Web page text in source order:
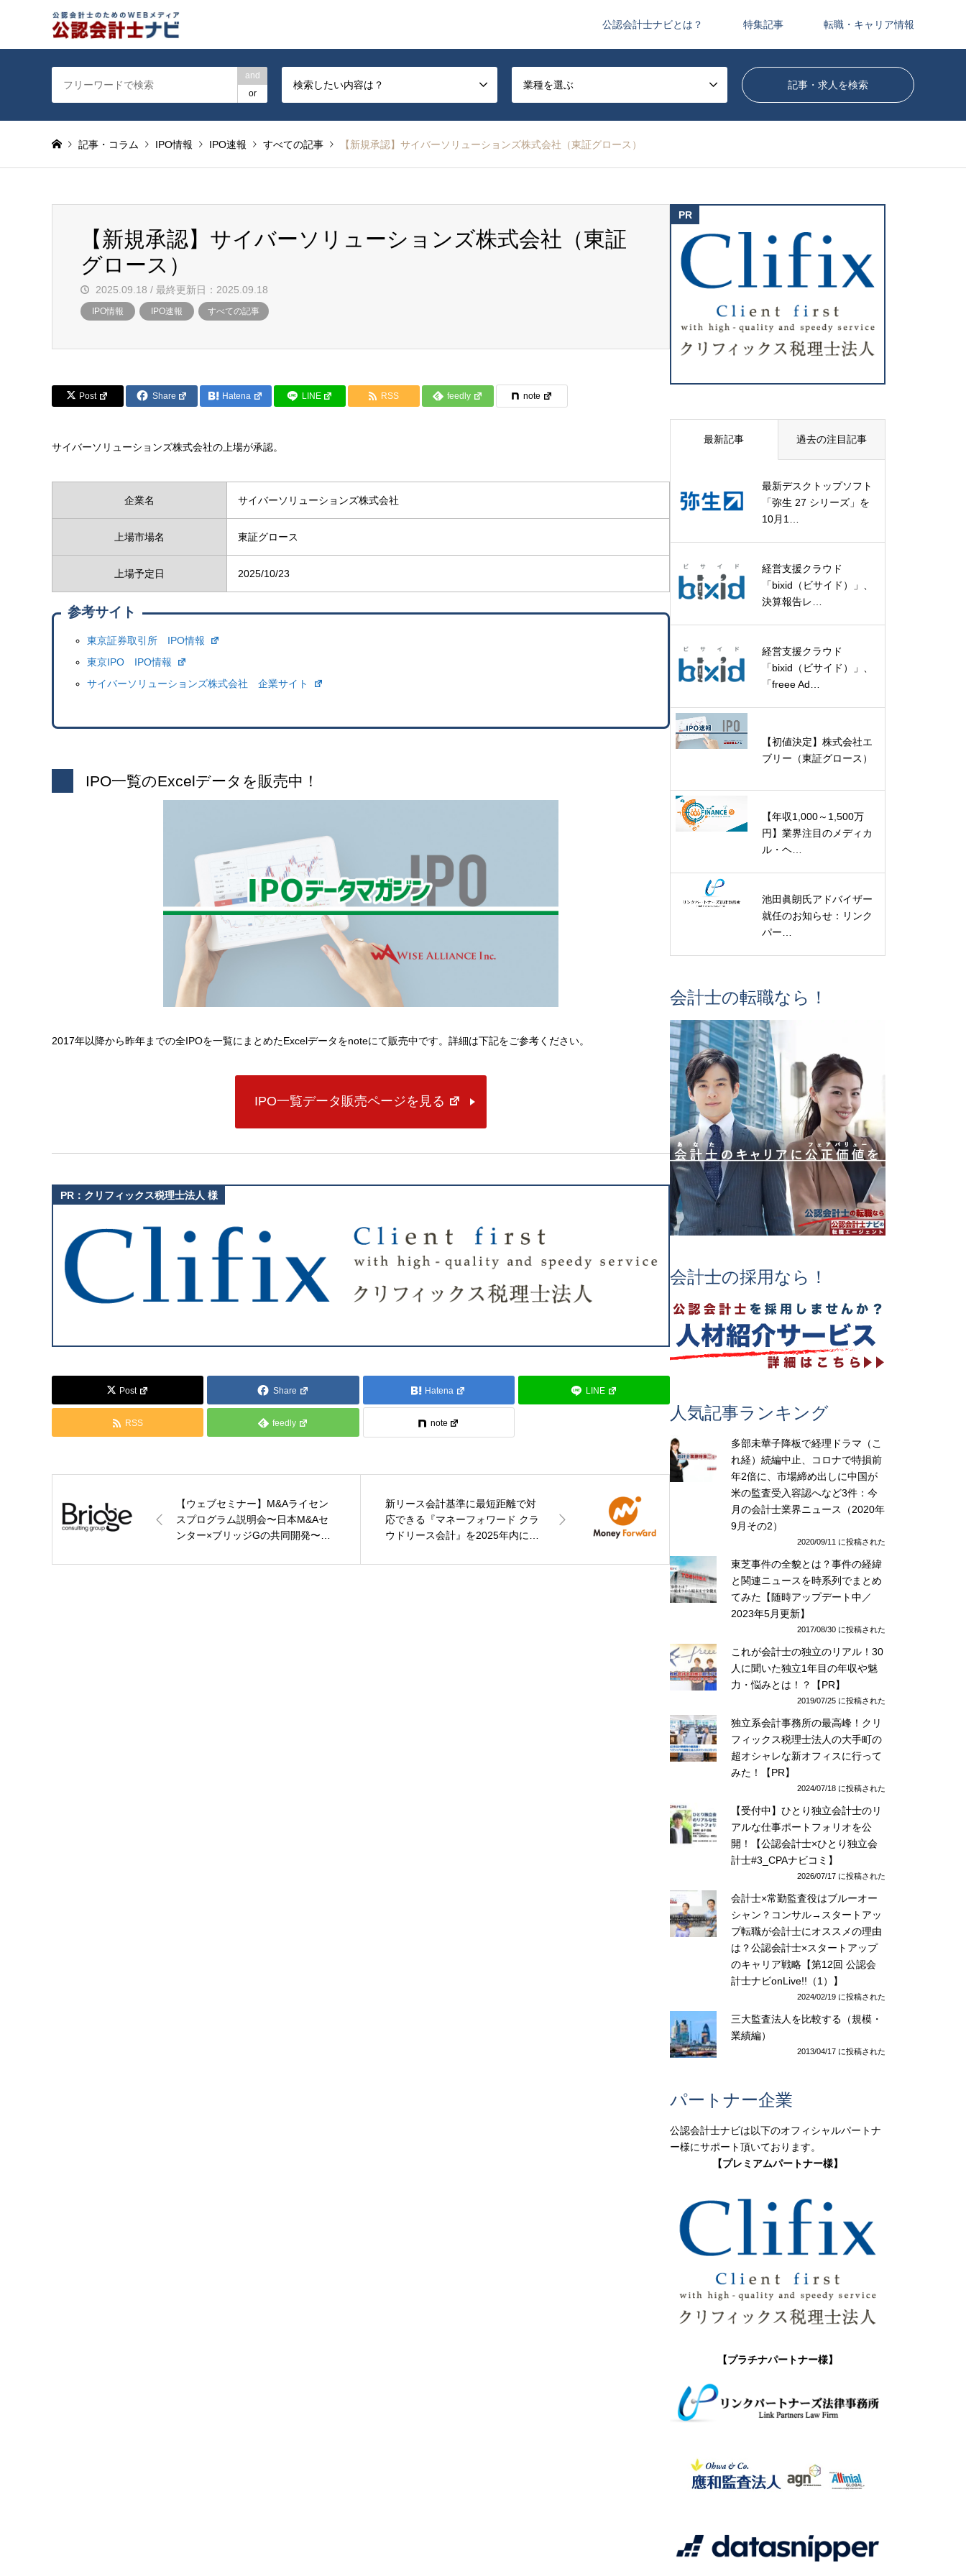
公認会計士ナビとは？ 特集記事 転職・キャリア情報
and
or
検索したい内容は？ 業種を選ぶ
記事・コラム IPO情報 IPO速報 すべての記事 【新規承認】サイバーソリューションズ株式会社（東証グロース）
【新規承認】サイバーソリューションズ株式会社（東証
グロース）
2025.09.18 / 最終更新日：2025.09.18
IPO情報 IPO速報 すべての記事
Post Share Hatena LINE RSS feedly note
サイバーソリューションズ株式会社の上場が承認。
企業名 サイバーソリューションズ株式会社
上場市場名 東証グロース
上場予定日 2025/10/23
参考サイト
東京証券取引所 IPO情報
東京IPO IPO情報
サイバーソリューションズ株式会社 企業サイト
IPO一覧のExcelデータを販売中！
2017年以降から昨年までの全IPOを一覧にまとめたExcelデータをnoteにて販売中です。詳細は下記をご参考ください。
IPO一覧データ販売ページを見る
Post Share Hatena LINE
RSS feedly note
【ウェブセミナー】M&Aライセン
スプログラム説明会〜日本M&Aセ
ンター×ブリッジGの共同開発〜／
ルティンググループ【PR】
新リース会計基準に最短距離で対
応できる『マネーフォワード クラ
ウドリース会計』を2025年内に提
最新記事 過去の注目記事
最新デスクトップソフト
「弥生 27 シリーズ」を
10月1…
経営支援クラウド
「bixid（ビサイド）」、
決算報告レ…
経営支援クラウド
「bixid（ビサイド）」、
「freee Ad…
【初値決定】株式会社エ
ブリー（東証グロース）
【年収1,000～1,500万
円】業界注目のメディカ
ル・ヘ…
池田眞朗氏アドバイザー
就任のお知らせ：リンク
パー…
会計士の転職なら！
会計士の採用なら！
人気記事ランキング
多部未華子降板で経理ドラマ（こ
れ経）続編中止、コロナで特損前
年2倍に、市場締め出しに中国が
米の監査受入容認へなど3件：今
月の会計士業界ニュース（2020年
9月その2）
2020/09/11 に投稿された
東芝事件の全貌とは？事件の経緯
と関連ニュースを時系列でまとめ
てみた【随時アップデート中／
2023年5月更新】
2017/08/30 に投稿された
これが会計士の独立のリアル！30
人に聞いた独立1年目の年収や魅
力・悩みとは！？【PR】
2019/07/25 に投稿された
独立系会計事務所の最高峰！クリ
フィックス税理士法人の大手町の
超オシャレな新オフィスに行って
みた！【PR】
2024/07/18 に投稿された
【受付中】ひとり独立会計士のリ
アルな仕事ポートフォリオを公
開！【公認会計士×ひとり独立会
計士#3_CPAナビコミ】
2026/07/17 に投稿された
会計士×常勤監査役はブルーオー
シャン？コンサル→スタートアッ
プ転職が会計士にオススメの理由
は？公認会計士×スタートアップ
のキャリア戦略【第12回 公認会
計士ナビonLive!!（1）】
2024/02/19 に投稿された
三大監査法人を比較する（規模・
業績編）
2013/04/17 に投稿された
パートナー企業
公認会計士ナビは以下のオフィシャルパートナ
ー様にサポート頂いております。
【プレミアムパートナー様】
【プラチナパートナー様】